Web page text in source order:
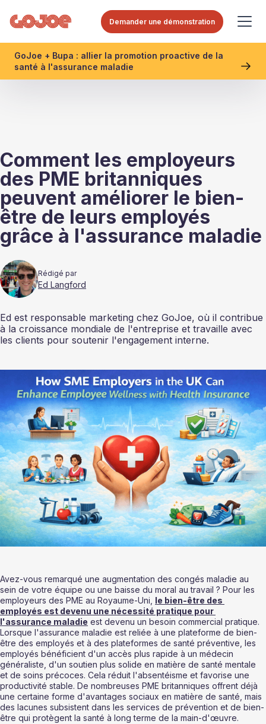
Demander une démonstration
GoJoe + Bupa : allier la promotion proactive de la
santé à l'assurance maladie
Comment les employeurs
des PME britanniques
peuvent améliorer le bien-
être de leurs employés
grâce à l'assurance maladie
Rédigé par
Ed Langford
Ed est responsable marketing chez GoJoe, où il contribue
à la croissance mondiale de l'entreprise et travaille avec
les clients pour soutenir l'engagement interne.
Avez-vous remarqué une augmentation des congés maladie au
sein de votre équipe ou une baisse du moral au travail ? Pour les
employeurs des PME au Royaume-Uni, le bien-être des
employés est devenu une nécessité pratique pour
l'assurance maladie est devenu un besoin commercial pratique.
Lorsque l'assurance maladie est reliée à une plateforme de bien-
être des employés et à des plateformes de santé préventive, les
employés bénéficient d'un accès plus rapide à un médecin
généraliste, d'un soutien plus solide en matière de santé mentale
et de soins précoces. Cela réduit l'absentéisme et favorise une
productivité stable. De nombreuses PME britanniques offrent déjà
une certaine forme d'avantages sociaux en matière de santé, mais
des lacunes subsistent dans les services de prévention et de bien-
être qui protègent la santé à long terme de la main-d'œuvre.